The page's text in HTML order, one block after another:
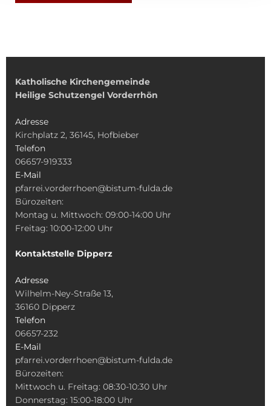
Katholische Kirchengemeinde
Heilige Schutzengel Vorderrhön
Adresse
Kirchplatz 2, 36145, Hofbieber
Telefon
06657-919333
E-Mail
pfarrei.vorderrhoen@bistum-fulda.de
Bürozeiten:
Montag u. Mittwoch: 09:00-14:00 Uhr
Freitag: 10:00-12:00 Uhr
Kontaktstelle Dipperz
Adresse
Wilhelm-Ney-Straße 13,
36160 Dipperz
Telefon
06657-232
E-Mail
pfarrei.vorderrhoen@bistum-fulda.de
Bürozeiten:
Mittwoch u. Freitag: 08:30-10:30 Uhr
Donnerstag: 15:00-18:00 Uhr